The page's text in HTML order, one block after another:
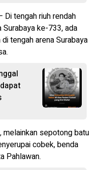
Di tengah riuh rendah
ke-733, ada
tengah arena Surabaya
melainkan sepotong batu
cobek, benda
Pahlawan.